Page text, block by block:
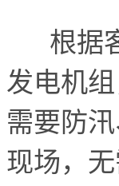
根据客
发电机
需要防
现场，